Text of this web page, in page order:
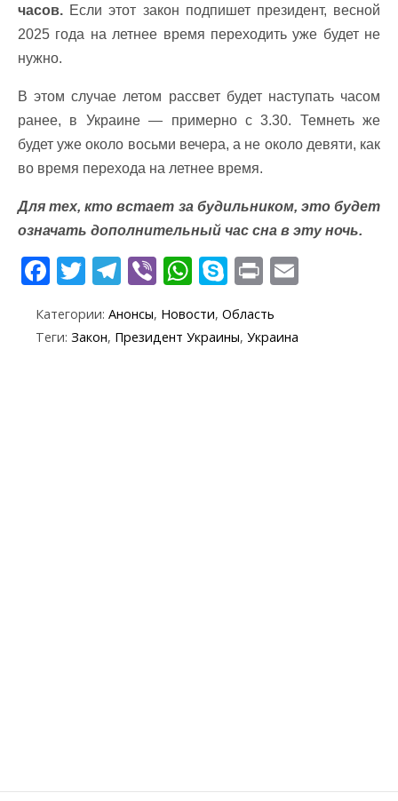
часов. Если этот закон подпишет президент, весной
2025 года на летнее время переходить уже будет не
нужно.
В этом случае летом рассвет будет наступать часом
ранее, в Украине — примерно с 3.30. Темнеть же
будет уже около восьми вечера, а не около девяти, как
во время перехода на летнее время.
Для тех, кто встает за будильником, это будет
означать дополнительный час сна в эту ночь.
F
e
T
itt
er
T
e
gr
Vi
er
W
at
s
S
k
y
p
Pr
t
Категории: Анонсы, Новости, Область
Теги: Закон, Президент Украины, Украина